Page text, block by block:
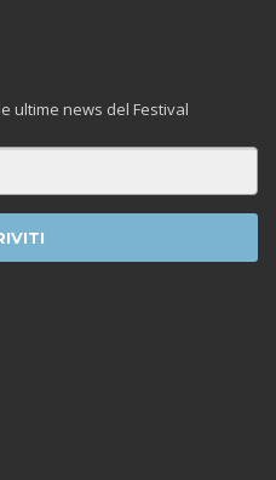
ultime news del Festival